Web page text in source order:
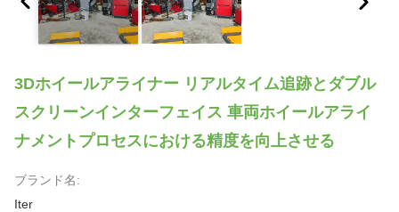
3Dホイールアライナー リアルタイム追跡とダブル
スクリーンインターフェイス 車両ホイールアライ
ナメントプロセスにおける精度を向上させる
ブランド名:
Iter